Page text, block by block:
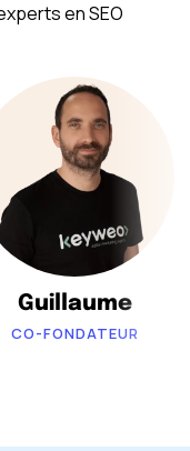
en SEO
Guillaume
CO-FONDATEUR